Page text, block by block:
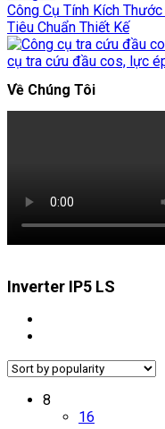
Công Cụ Tính Kích
Tiêu Chuẩn Thiết Kế
cụ tra cứu đầu cos, lực
Về Chúng Tôi
Inverter IP5 LS
8
16